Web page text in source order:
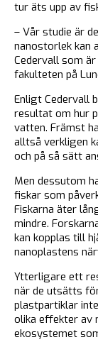
tur äts upp av
– Vår studie är
nanostorlek kan
Cedervall som
fakulteten på
Enligt Cedervall
resultat om hur
vatten. Främst
alltså verkligen
och på så sätt
Men dessutom
fiskar som
Fiskarna äter
mindre.
kan kopplas till
nanoplastens
Ytterligare ett
när de utsätts
plastpartiklar
olika effekter av
ekosystemet